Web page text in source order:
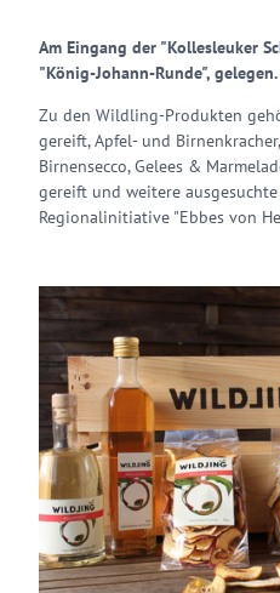
Am Eingang der "Kollesleuker
"König-Johann-Runde", gelegen.
Zu den Wildling-Produkten
gereift, Apfel- und
Birnensecco, Gelees &
gereift und weitere
Regionalinitiative "Ebbes von